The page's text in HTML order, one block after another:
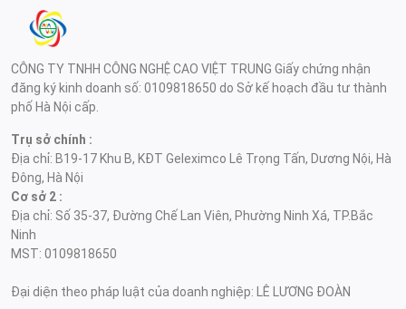
CÔNG TY TNHH CÔNG NGHỆ CAO VIỆT TRUNG Giấy chứng nhận
đăng ký kinh doanh số: 0109818650 do Sở kế hoạch đầu tư thành
phố Hà Nội cấp.
Trụ sở chính :
Địa chỉ: B19-17 Khu B, KĐT Geleximco Lê Trọng Tấn, Dương Nội, Hà
Đông, Hà Nội
Cơ sở 2 :
Địa chỉ: Số 35-37, Đường Chế Lan Viên, Phường Ninh Xá, TP.Bắc
Ninh
MST: 0109818650
Đại diện theo pháp luật của doanh nghiệp: LÊ LƯƠNG ĐOÀN